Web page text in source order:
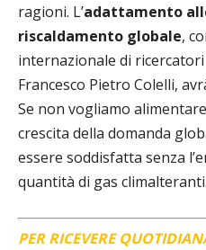
ragioni. L’adattamento
riscaldamento globale,
internazionale di
Francesco Pietro Colelli,
Se non vogliamo
crescita della domanda
essere soddisfatta senza
quantità di gas climalteranti.
PER RICEVERE